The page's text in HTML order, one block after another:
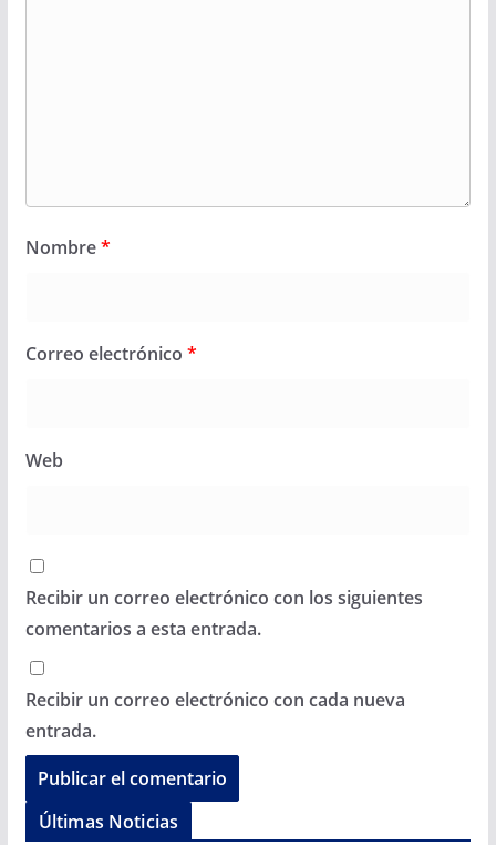
Nombre*
Correo electrónico *
Web
Recibir un correo electrónico con los siguientes
comentarios a esta entrada.
Recibir un correo electrónico con cada nueva
entrada.
Últimas Noticias